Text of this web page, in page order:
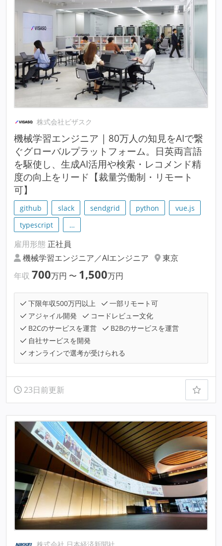
株式会社ビザスク
機械学習エンジニア | 80万人の知見をAIで繋
ぐグローバルプラットフォーム。日英両言語
を駆使し、生成AI活用や検索・レコメンド精
度の向上をリード【裁量労働制・リモート
可】
github slack sendgrid python
vue.js
typescript
…
雇用形態 正社員
機械学習エンジニア／AIエンジニア
東京
年収 700万円 〜 1,500万円
下限年収500万円以上
一部リモート可
アジャイル開発
コードレビュー文化
B2Cのサービスを運営
B2Bのサービスを運営
自社サービスを開発
オンラインで選考が受けられる
23日前更新